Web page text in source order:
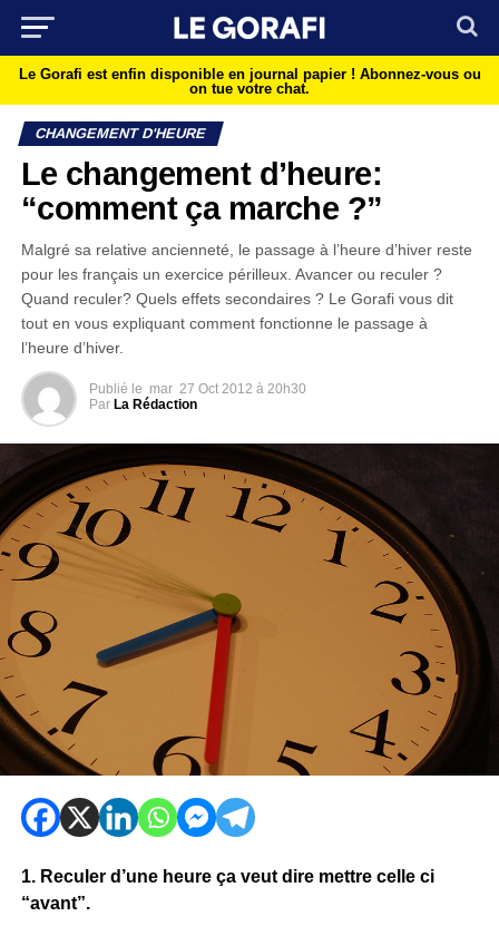
Le Gorafi est enfin disponible en journal papier ! Abonnez-vous ou
on tue votre chat.
CHANGEMENT D'HEURE
Le changement d’heure:
“comment ça marche ?”
Malgré sa relative ancienneté, le passage à l’heure d’hiver reste
pour les français un exercice périlleux. Avancer ou reculer ?
Quand reculer? Quels effets secondaires ? Le Gorafi vous dit
tout en vous expliquant comment fonctionne le passage à
l’heure d’hiver.
Publié le mar 27 Oct 2012 à 20h30
Par La Rédaction
1. Reculer d’une heure ça veut dire mettre celle ci
“avant”.